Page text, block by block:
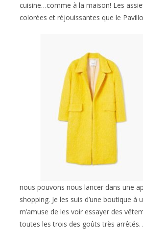
cuisine…comme à la maison! Les
colorées et réjouissantes que le
nous pouvons nous lancer dans une
shopping. Je les suis d’une boutique à
m’amuse de les voir essayer des
toutes les trois des goûts très arrêtés.